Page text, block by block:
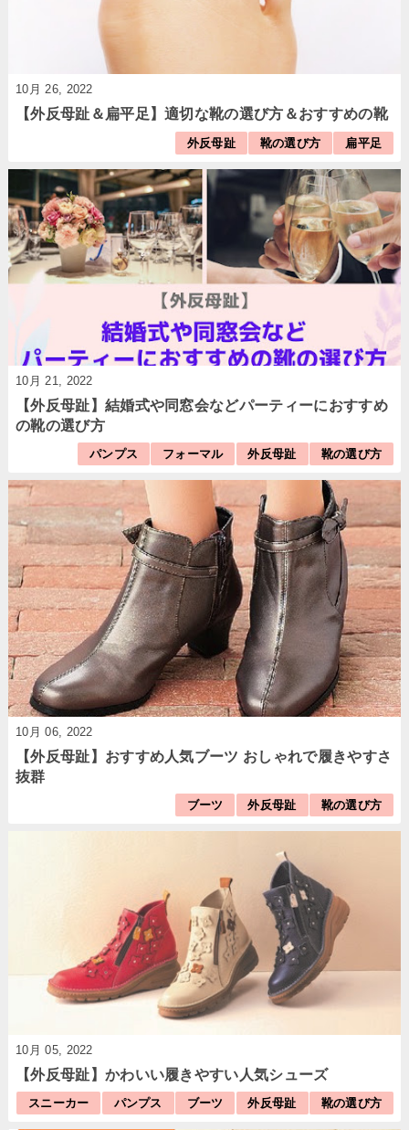
10月 26, 2022
【外反母趾＆扁平足】適切な靴の選び方＆おすすめの靴
外反母趾 靴の選び方 扁平足
10月 21, 2022
【外反母趾】結婚式や同窓会などパーティーにおすすめ
の靴の選び方
パンプス フォーマル 外反母趾 靴の選び方
10月 06, 2022
【外反母趾】おすすめ人気ブーツ おしゃれで履きやすさ
抜群
ブーツ 外反母趾 靴の選び方
10月 05, 2022
【外反母趾】かわいい履きやすい人気シューズ
スニーカー パンプス ブーツ 外反母趾 靴の選び方